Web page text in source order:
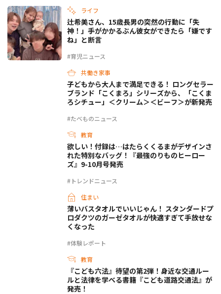
ライフ
#育児ニュース
辻希美さん、15歳長男の突然の行動に「失
神！」手がかかるぶん彼女ができたら「嫌です
ね」と断言
共働き家事
#たべものニュース
子どもから大人まで満足できる！ ロングセラー
ブランド「こくまろ」シリーズから、「こくま
ろシチュー」＜クリーム＞＜ビーフ＞が新発売
教育
#トレンドニュース
欲しい！付録は…はたらくくるまがデザインさ
れた特別なバッグ！『最強のりものヒーロー
ズ』9-10月号発売
住まい
#体験レポート
薄いバスタオルでいいじゃん！ スタンダードプ
ロダクツのガーゼタオルが快適すぎて手放せな
くなった
教育
『こども六法』待望の第2弾！身近な交通ルー
ルと法律を学べる書籍『こども道路交通法』が
発売！